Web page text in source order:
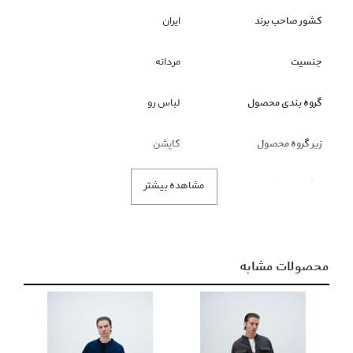
مشاهده بیشتر
کشور صاحب برند ایران
جنسیت مردانه
گروه بندی محصول لباس رو
زیر گروه محصول کاپشن
سیاه
محصولات مشابه